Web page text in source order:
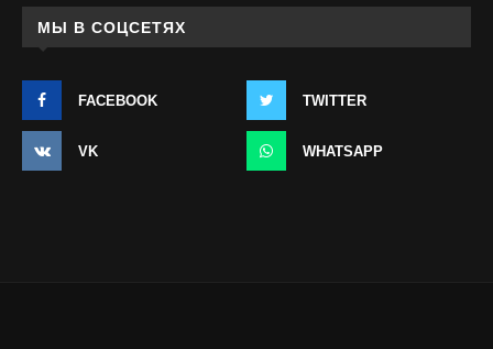
МЫ В СОЦСЕТЯХ
FACEBOOK TWITTER
VK WHATSAPP